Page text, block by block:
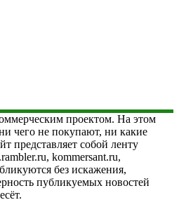
проектом. На этом
чего не покупают, ни какие
представляет собой ленту
kommersant.ru,
без искажения,
публикуемых новостей